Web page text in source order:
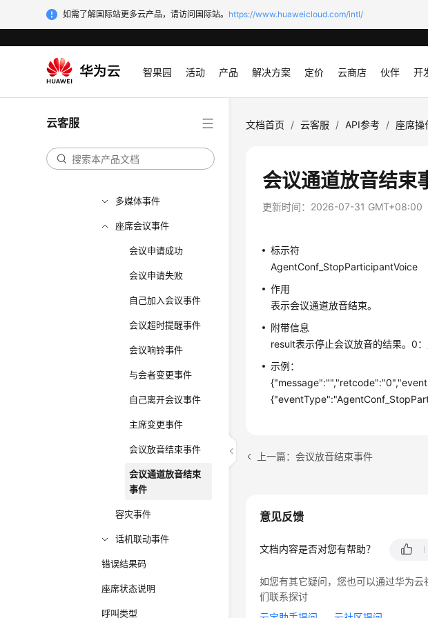
如需了解国际站更多云产品，请访问国际站。 https://www.huaweicloud.com/intl/
智果园 活动 产品 解决方案 定价 云商店 伙伴 开
云客服
音视频通话事件
录音事件
质检放音事件
物理话机事件
多媒体事件
座席会议事件
会议申请成功
会议申请失败
自己加入会议事件
会议超时提醒事件
会议响铃事件
与会者变更事件
自己离开会议事件
主席变更事件
会议放音结束事件
会议通道放音结束
事件
容灾事件
话机联动事件
错误结果码
座席状态说明
呼叫类型
文档首页 / 云客服 / API参考 / 座席操
会议通道放音结束
更新时间： 2026-07-31 GMT+08:00
标示符
AgentConf_StopParticipantVoice
作用
表示会议通道放音结束。
附带信息
result表示停止会议放音的结果。0：
示例：
上一篇：会议放音结束事件
意见反馈
文档内容是否对您有帮助？
如您有其它疑问，您也可以通过华为云
们联系探讨